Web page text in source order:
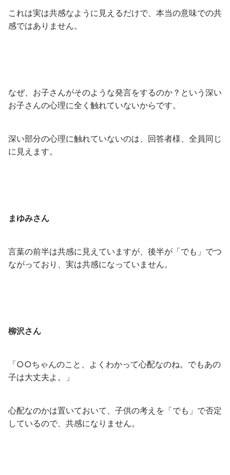
これは実は共感なように見えるだけで、本当の意味での共
感ではありません。
なぜ、お子さんがそのような発言をするのか？という深い
お子さんの心理に全く触れていないからです。
深い部分の心理に触れていないのは、回答者様、全員同じ
に見えます。
まゆみさん
言葉の前半は共感に見えていますが、後半が「でも」でつ
ながっており、実は共感になっていません。
柳沢さん
「○○ちゃんのこと、よくわかって心配なのね。でもあの
子は大丈夫よ。」
心配なのかは置いておいて、子供の考えを「でも」で否定
しているので、共感になりません。